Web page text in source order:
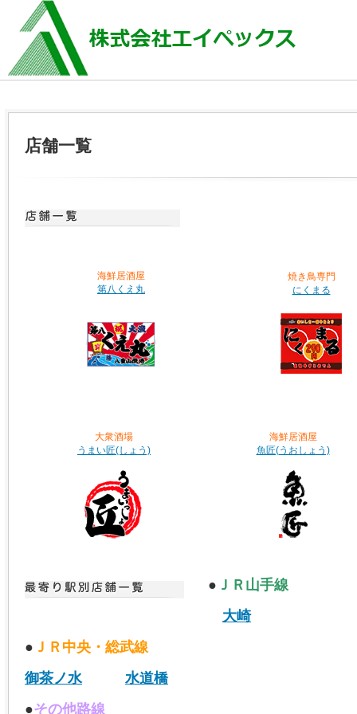
店舗一覧
海鮮居酒屋
第八くえ丸
焼き鳥専門
にくまる
大衆酒場
うまい匠(しょう)
海鮮居酒屋
魚匠(うおしょう)
● ＪＲ山手線
大崎
● ＪＲ中央・総武線
御茶ノ水
水道橋
●その他路線